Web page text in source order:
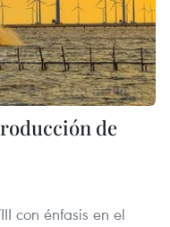
de
con énfasis en el